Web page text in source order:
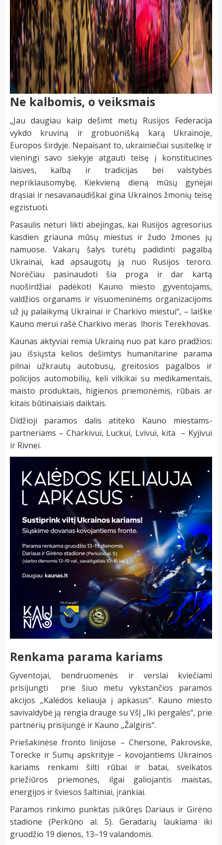
Ne kalbomis, o veiksmais
„Jau daugiau kaip dešimt metų Rusijos Federacija
vykdo kruviną ir grobuonišką karą Ukrainoje,
Europos širdyje. Nepaisant to, ukrainiečiai susitelkę ir
vieningi savo siekyje atgauti teisę į konstitucines
laisves, kalbą ir tradicijas bei valstybės
nepriklausomybę. Kiekvieną dieną mūsų gynėjai
drąsiai ir nesavanaudiškai gina Ukrainos žmonių teisę
egzistuoti.
Pasaulis neturi likti abejingas, kai Rusijos agresorius
kasdien griauna mūsų miestus ir žudo žmones jų
namuose. Vakarų šalys turėtų padidinti pagalbą
Ukrainai, kad apsaugotų ją nuo Rusijos teroro.
Norėčiau pasinaudoti šia proga ir dar kartą
nuoširdžiai padėkoti Kauno miesto gyventojams,
valdžios organams ir visuomeninėms organizacijoms
už jų palaikymą Ukrainai ir Charkivo miestui“, – laiške
Kauno merui rašė Charkivo meras lhoris Terekhovas.
Kaunas aktyviai remia Ukrainą nuo pat karo pradžios:
jau išsiųsta kelios dešimtys humanitarine parama
pilnai užkrautų autobusų, greitosios pagalbos ir
policijos automobilių, keli vilkikai su medikamentais,
maisto produktais, higienos priemonėmis, rūbais ar
kitais būtinaisiais daiktais.
Didžioji paramos dalis atiteko Kauno miestams-
partneriams – Charkivui, Luckui, Lvivui, kita – Kyjivui
ir Rivnei.
Renkama parama kariams
Gyventojai, bendruomenės ir verslai kviečiami
prisijungti prie šiuo metu vykstančios paramos
akcijos „Kalėdos keliauja į apkasus“. Kauno miesto
savivaldybė ją rengia drauge su VšĮ „Iki pergalės“, prie
partnerių prisijungė ir Kauno „Žalgiris“.
Priešakinėse fronto linijose – Chersone, Pakrovske,
Torecke ir Sumų apskrityje – kovojantiems Ukrainos
kariams renkami šilti rūbai ir batai, sveikatos
priežiūros priemonės, ilgai galiojantis maistas,
energijos ir šviesos šaltiniai, įrankiai.
Paramos rinkimo punktas įsikūręs Dariaus ir Girėno
stadione (Perkūno al. 5). Geradarių laukiama iki
gruodžio 19 dienos, 13–19 valandomis.